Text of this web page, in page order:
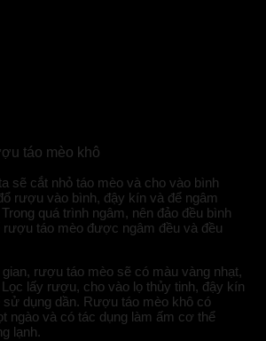
táo mèo khô
sẽ cắt nhỏ táo mèo và cho vào bình
rượu vào bình, đậy kín và để ngâm
quá trình ngâm, nên đảo đều bình
táo mèo được ngâm đều và đều
rượu táo mèo sẽ có màu vàng nhạt,
lấy rượu, cho vào lọ thủy tinh, đậy kín
sử dụng dần. Rượu táo mèo khô có
ngào và có tác dụng làm ấm cơ thể
lạnh.